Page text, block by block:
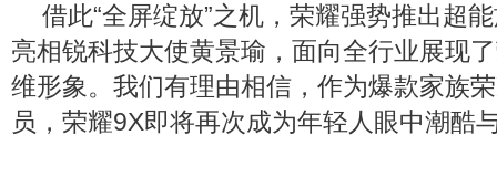
借此“全屏绽放”之机，荣耀强势推出超
亮相锐科技大使黄景瑜，面向全行业展现
维形象。我们有理由相信，作为爆款家族
员，荣耀9X即将再次成为年轻人眼中潮酷